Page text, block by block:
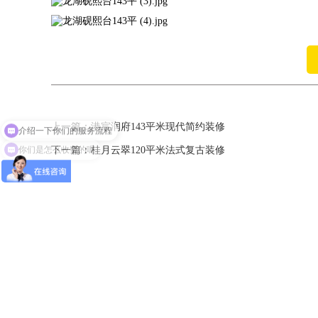
上一篇：港宸润府143平米现代简约装修
下一篇：桂月云翠120平米法式复古装修